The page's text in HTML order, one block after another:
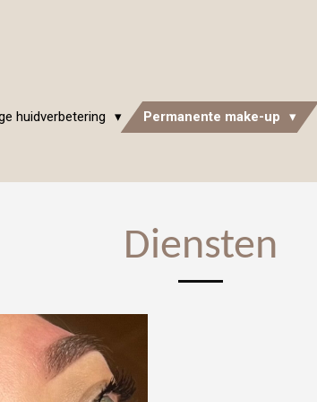
huidverbetering Permanente make-up
Diensten